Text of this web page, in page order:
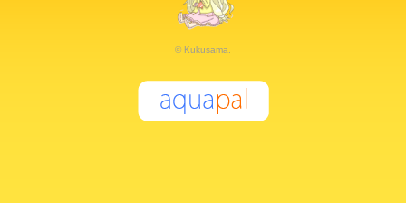
© Kukusama.